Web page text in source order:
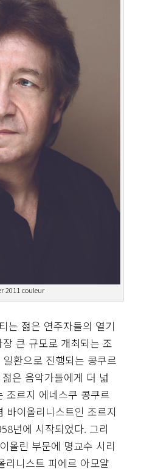
2011 couleur
는 젊은 연주자들의 열기
큰 규모로 개최되는 조
환으로 진행되는 콩쿠르
은 음악가들에게 더 넓
조르지 에네스쿠 콩쿠르
바이올리니스트인 조르지
년에 시작되었다. 그리
올린 부문에 명교수 시리
리니스트 피에르 아모얄